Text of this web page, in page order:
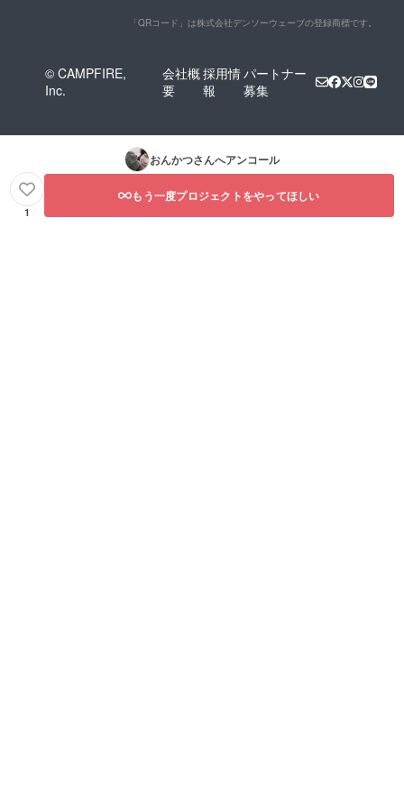
「QRコード」は株式会社デンソーウェーブの登録商標です。
© CAMPFIRE,
Inc.
会社概
要
採用情
報
パートナー
募集
おんかつさんへアンコール
1
もう一度プロジェクトをやってほしい